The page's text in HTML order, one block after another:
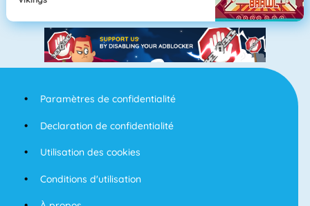
Paramètres de confidentialité
Declaration de confidentialité
Utilisation des cookies
Conditions d'utilisation